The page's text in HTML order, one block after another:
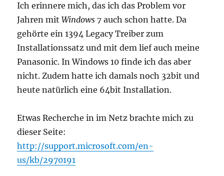
Ich erinnere mich, das ich das Problem vor
Jahren mitWindows 7auch schon hatte. Da
gehörte ein 1394 Legacy Treiber zum
Installationssatz und mit dem lief auch meine
Panasonic. In Windows 10 finde ich das aber
nicht. Zudem hatte ich damals noch 32bit und
heute natürlich eine 64bit Installation.
Etwas Recherche in im Netz brachte mich zu
dieser Seite:
http://support.microsoft.com/en-
us/kb/2970191